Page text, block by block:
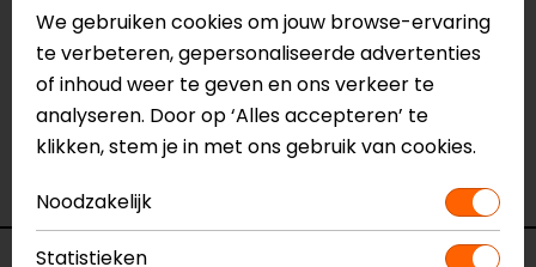
Specificaties
Naam
Saros WB Motorjas
Model
154234
Merk
REV'IT!
We gebruiken cookies om jouw browse-ervaring
te verbeteren, gepersonaliseerde advertenties
of inhoud weer te geven en ons verkeer te
analyseren. Door op ‘Alles accepteren’ te
klikken, stem je in met ons gebruik van cookies.
Noodzakelijk
Statistieken